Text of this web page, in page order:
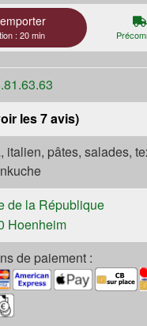
: 20 min
les 7 avis)
italien, pâtes, salades,
de la République
Hoenheim
de paiement :